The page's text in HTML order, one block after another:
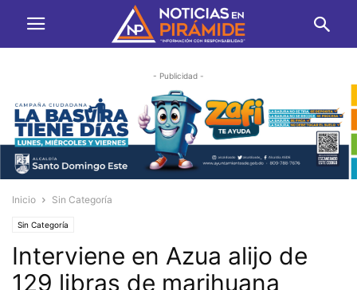
- Publicidad -
Inicio Sin Categoría
Sin Categoría
Interviene en Azua alijo de
129 libras de marihuana